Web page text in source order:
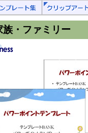
族・ファミリー